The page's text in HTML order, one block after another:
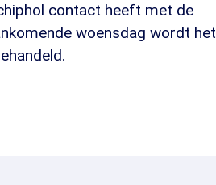
contact heeft met de
woensdag wordt het